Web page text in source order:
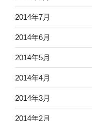
2014年7月
2014年6月
2014年5月
2014年4月
2014年3月
2014年2月